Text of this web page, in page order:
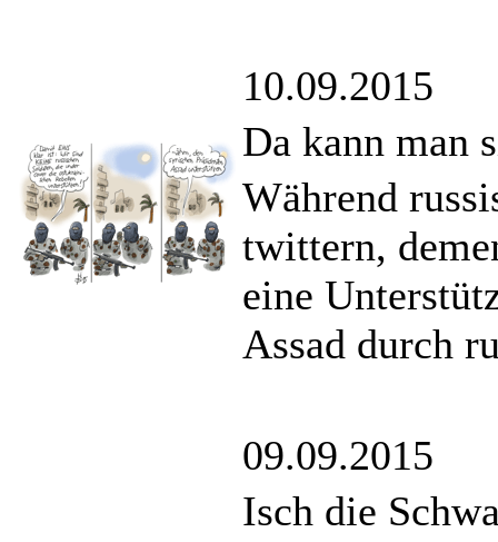
10.09.2015
Da kann man
Während
twittern,
eine
Assad durch
09.09.2015
Isch die